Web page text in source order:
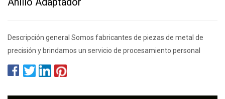
Descripción general Somos fabricantes de piezas de metal de
precisión y brindamos un servicio de procesamiento personal